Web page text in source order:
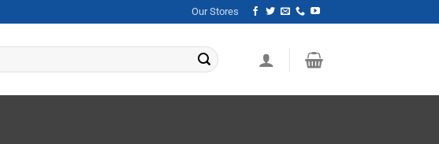
Our Stores